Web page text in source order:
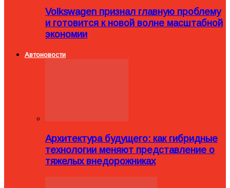
Volkswagen признал главную проблему
и готовится к новой волне масштабной
экономии
Автоновости
Архитектура будущего: как гибридные
технологии меняют представление о
тяжелых внедорожниках